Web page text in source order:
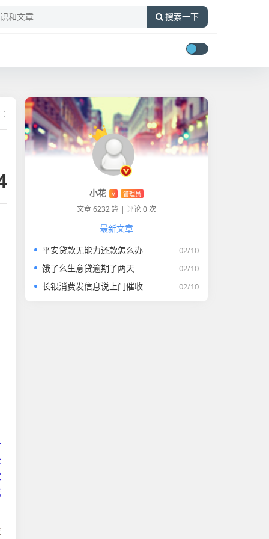
搜索一下
小花 V 管理员
文章 6232 篇 | 评论 0 次
最新文章
02/10
平安贷款无能力还款怎么办
02/10
饿了么生意贷逾期了两天
02/10
长银消费发信息说上门催收